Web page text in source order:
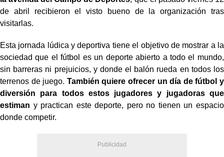
de abril recibieron el visto bueno de la organización tras
visitarlas.
Esta jornada lúdica y deportiva tiene el objetivo de mostrar a la
sociedad que el fútbol es un deporte abierto a todo el mundo,
sin barreras ni prejuicios, y donde el balón rueda en todos los
terrenos de juego. También quiere ofrecer un día de fútbol y
diversión para todos estos jugadores y jugadoras que
estiman y practican este deporte, pero no tienen un espacio
donde competir.